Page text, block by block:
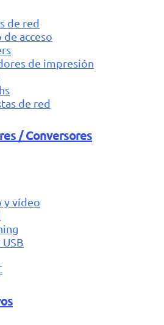
de red
de acceso
de impresión
de red
/ Conversores
y vídeo